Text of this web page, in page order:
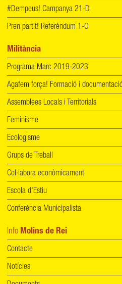
#Dempeus! Campanya 21-D
Pren partit! Referèndum 1-O
Militància
Programa Marc 2019-2023
Agafem força! Formació i
Assemblees Locals i Territorials
Feminisme
Ecologisme
Grups de Treball
Col·labora econòmicament
Escola d'Estiu
Conferència Municipalista
Info Molins de Rei
Contacte
Notícies